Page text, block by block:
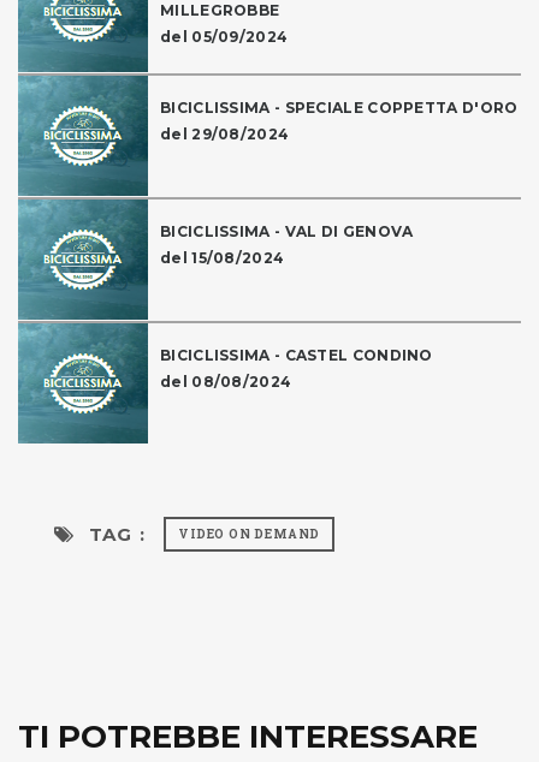
MILLEGROBBE
del 05/09/2024
BICICLISSIMA - SPECIALE COPPETTA D'ORO
del 29/08/2024
BICICLISSIMA - VAL DI GENOVA
del 15/08/2024
BICICLISSIMA - CASTEL CONDINO
del 08/08/2024
TAG : VIDEO ON DEMAND
TI POTREBBE INTERESSARE